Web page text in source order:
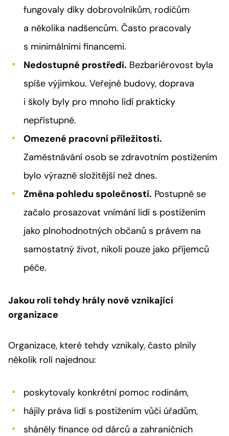
fungovaly díky dobrovolníkům, rodičům
a několika nadšencům. Často pracovaly
s minimálními financemi.
Nedostupné prostředí. Bezbariérovost byla
spíše výjimkou. Veřejné budovy, doprava
i školy byly pro mnoho lidí prakticky
nepřístupné.
Omezené pracovní příležitosti.
Zaměstnávání osob se zdravotním postižením
bylo výrazně složitější než dnes.
Změna pohledu společnosti. Postupně se
začalo prosazovat vnímání lidí s postižením
jako plnohodnotných občanů s právem na
samostatný život, nikoli pouze jako příjemců
péče.
Jakou roli tehdy hrály nově vznikající
organizace
Organizace, které tehdy vznikaly, často plnily
několik rolí najednou:
poskytovaly konkrétní pomoc rodinám,
hájily práva lidí s postižením vůči úřadům,
sháněly finance od dárců a zahraničních